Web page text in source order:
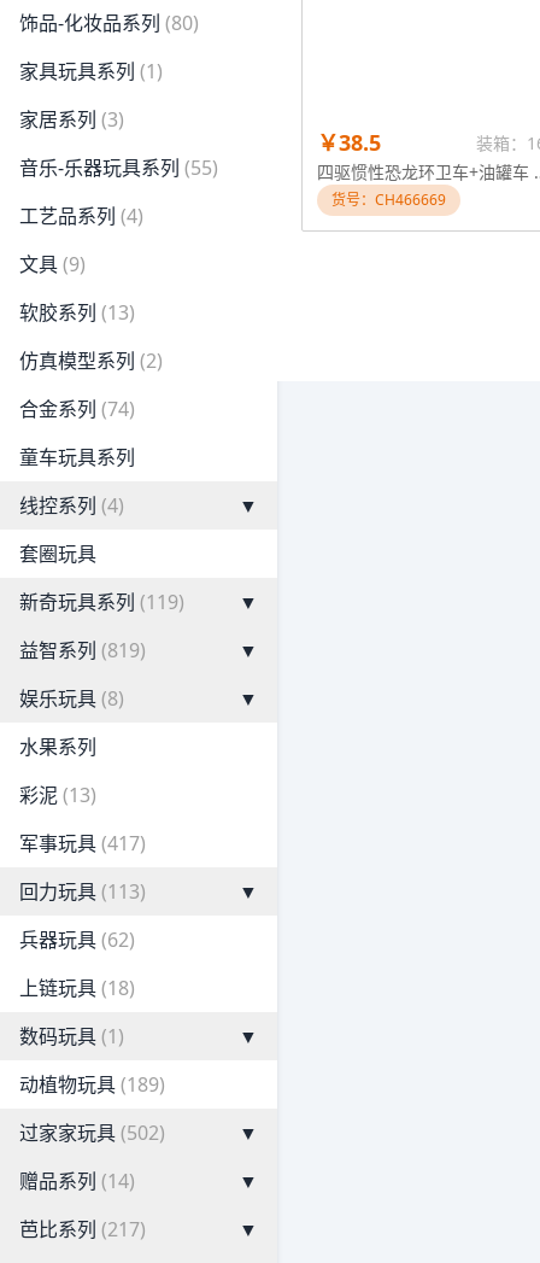
饰品-化妆品系列 (80)
家具玩具系列 (1)
家居系列 (3)
音乐-乐器玩具系列 (55)
工艺品系列 (4)
文具(9)
软胶系列 (13)
仿真模型系列 (2)
合金系列 (74)
童车玩具系列
线控系列 (4)
▼
套圈玩具
新奇玩具系列 (119)
▼
益智系列 (819)
▼
娱乐玩具(8)
▼
水果系列
彩泥(13)
军事玩具(417)
回力玩具(113)
▼
兵器玩具(62)
上链玩具(18)
数码玩具(1)
▼
动植物玩具(189)
过家家玩具(502)
▼
赠品系列 (14)
▼
芭比系列 (217)
▼
￥38.5
装箱：
四驱惯性
货号：CH466669